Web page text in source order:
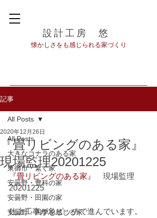
設計工房 悠
​懐かしさをも感じられる家づくり
記事
All Posts
大きなコナラのある家
東御市・繋ぐ家
安曇野・豊科の家
安曇野・田園の家
安曇野・四季を感じる家
All Posts
『畳リビングのある家』
現場監理20201225
2020年12月26日
『畳リビングのある家』
現場監理
20201225
仕上工事が急ピッチで進んでいます。